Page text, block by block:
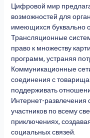
Цифровой мир
возможностей для
имеющихся буквально
Трансляционные
право к множеству
программ, устраняя
Коммуникационные
соединения с
поддерживать
Интернет-развлечения
участников по всему
приключениях,
социальных связей.